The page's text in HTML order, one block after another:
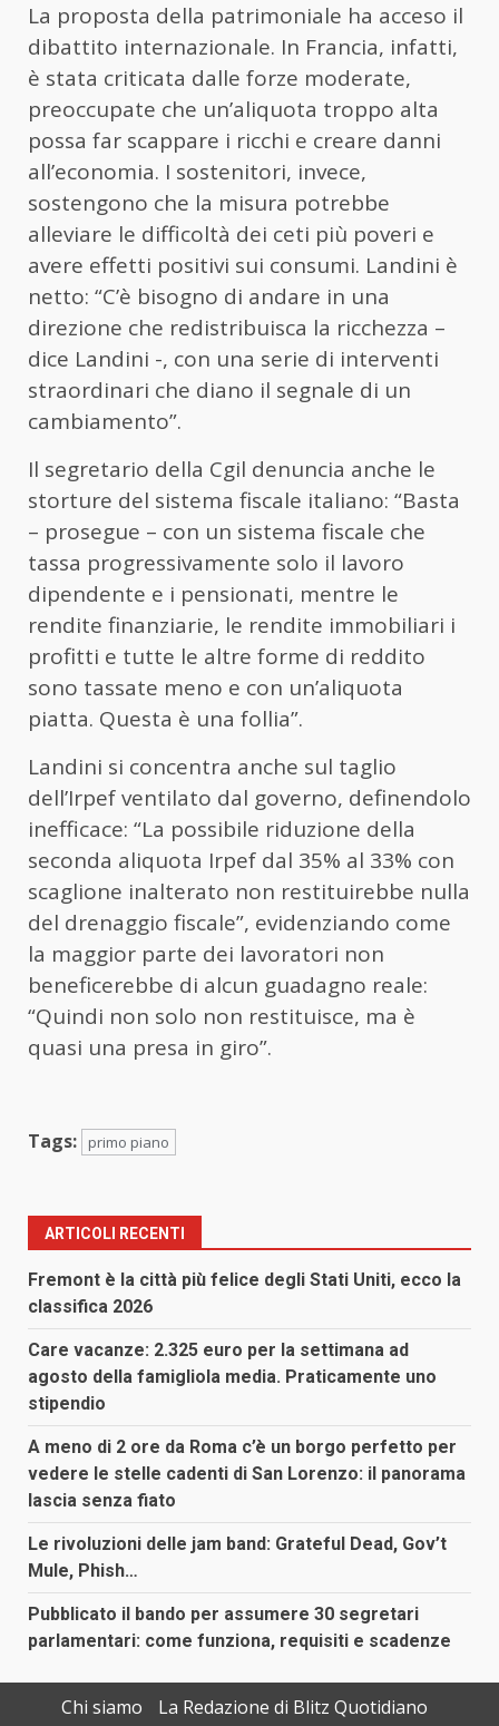
La proposta della patrimoniale ha acceso il
dibattito internazionale. In Francia, infatti,
è stata criticata dalle forze moderate,
preoccupate che un’aliquota troppo alta
possa far scappare i ricchi e creare danni
all’economia. I sostenitori, invece,
sostengono che la misura potrebbe
alleviare le difficoltà dei ceti più poveri e
avere effetti positivi sui consumi. Landini è
netto: “C’è bisogno di andare in una
direzione che redistribuisca la ricchezza –
dice Landini -, con una serie di interventi
straordinari che diano il segnale di un
cambiamento”.
Il segretario della Cgil denuncia anche le
storture del sistema fiscale italiano: “Basta
– prosegue – con un sistema fiscale che
tassa progressivamente solo il lavoro
dipendente e i pensionati, mentre le
rendite finanziarie, le rendite immobiliari i
profitti e tutte le altre forme di reddito
sono tassate meno e con un’aliquota
piatta. Questa è una follia”.
Landini si concentra anche sul taglio
dell’Irpef ventilato dal governo, definendolo
inefficace: “La possibile riduzione della
seconda aliquota Irpef dal 35% al 33% con
scaglione inalterato non restituirebbe nulla
del drenaggio fiscale”, evidenziando come
la maggior parte dei lavoratori non
beneficerebbe di alcun guadagno reale:
“Quindi non solo non restituisce, ma è
quasi una presa in giro”.
Tags: primo piano
ARTICOLI RECENTI
Fremont è la città più felice degli Stati Uniti, ecco la
classifica 2026
Care vacanze: 2.325 euro per la settimana ad
agosto della famigliola media. Praticamente uno
stipendio
A meno di 2 ore da Roma c’è un borgo perfetto per
vedere le stelle cadenti di San Lorenzo: il panorama
lascia senza fiato
Le rivoluzioni delle jam band: Grateful Dead, Gov’t
Mule, Phish…
Pubblicato il bando per assumere 30 segretari
parlamentari: come funziona, requisiti e scadenze
Chi siamo
La Redazione di Blitz Quotidiano